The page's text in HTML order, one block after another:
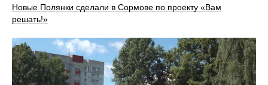
Новые Полянки сделали в Сормове по проекту «Вам
решать!»